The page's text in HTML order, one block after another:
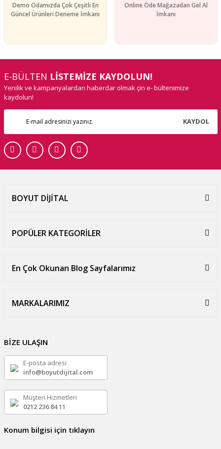
Demo Odamızda Çok Çeşitli En
Güncel Ürünleri Deneme İmkanı
Online Öde Mağazadan Gel Al
İmkanı
E-BÜLTEN LİSTEMİZE KAYDOLUN!
Yenilik ve kampanyalardan haberdar olmak çin e- bültenimize
kaydolun!
KAYDOL
BOYUT DİJİTAL
POPÜLER KATEGORİLER
En Çok Okunan Blog Sayfalarımız
MARKALARIMIZ
BİZE ULAŞIN
E-posta adresi
info@boyutdijital.com
Müşteri Hizmetleri
0212 236 84 11
Konum bilgisi için tıklayın